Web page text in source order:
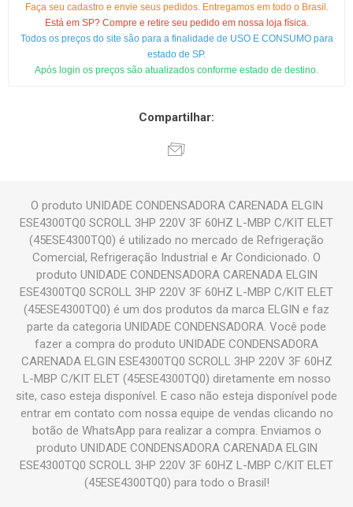
Faça seu cadastro e envie seus pedidos. Entregamos em todo o Brasil.
Está em SP? Compre e retire seu pedido em nossa loja física.
Todos os preços do site são para a finalidade de USO E CONSUMO para
estado de SP.
Após login os preços são atualizados conforme estado de destino.
Compartilhar:
O produto UNIDADE CONDENSADORA CARENADA ELGIN
ESE4300TQ0 SCROLL 3HP 220V 3F 60HZ L-MBP C/KIT ELET
(45ESE4300TQ0) é utilizado no mercado de Refrigeração
Comercial, Refrigeração Industrial e Ar Condicionado. O
produto UNIDADE CONDENSADORA CARENADA ELGIN
ESE4300TQ0 SCROLL 3HP 220V 3F 60HZ L-MBP C/KIT ELET
(45ESE4300TQ0) é um dos produtos da marca ELGIN e faz
parte da categoria UNIDADE CONDENSADORA. Você pode
fazer a compra do produto UNIDADE CONDENSADORA
CARENADA ELGIN ESE4300TQ0 SCROLL 3HP 220V 3F 60HZ
L-MBP C/KIT ELET (45ESE4300TQ0) diretamente em nosso
site, caso esteja disponível. E caso não esteja disponível pode
entrar em contato com nossa equipe de vendas clicando no
botão de WhatsApp para realizar a compra. Enviamos o
produto UNIDADE CONDENSADORA CARENADA ELGIN
ESE4300TQ0 SCROLL 3HP 220V 3F 60HZ L-MBP C/KIT ELET
(45ESE4300TQ0) para todo o Brasil!